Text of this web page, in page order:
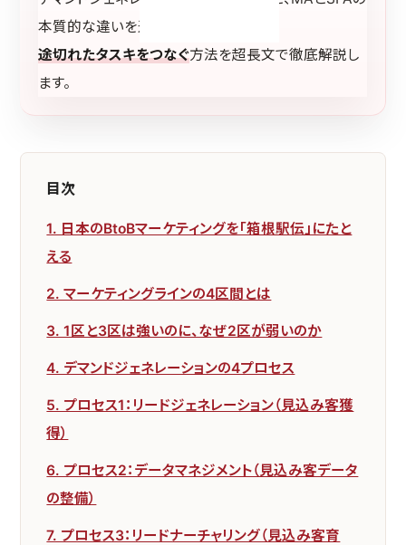
本質的な違いを通じて、
途切れたタスキをつなぐ方法を超長文で徹底解説し
ます。
目次
1. 日本のBtoBマーケティングを「箱根駅伝」にたと
える
2. マーケティングラインの4区間とは
3. 1区と3区は強いのに、なぜ2区が弱いのか
4. デマンドジェネレーションの4プロセス
5. プロセス1：リードジェネレーション（見込み客獲
得）
6. プロセス2：データマネジメント（見込み客データ
の整備）
7. プロセス3：リードナーチャリング（見込み客育